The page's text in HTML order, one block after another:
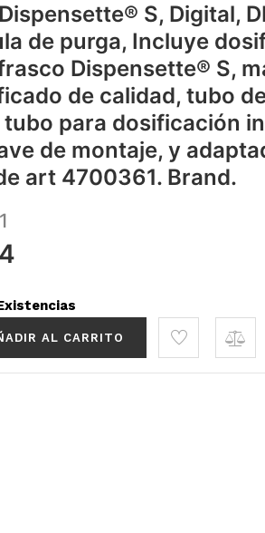
S, Digital,
de purga, Incluye
Dispensette® S,
de calidad, tubo
para dosificación
de montaje, y
art 4700361. Brand.
AL CARRITO